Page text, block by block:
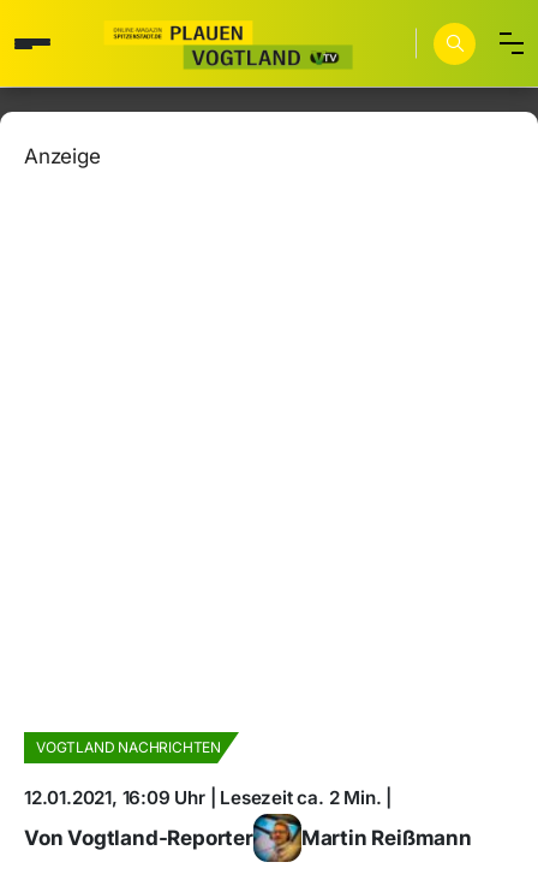
Anzeige
VOGTLAND NACHRICHTEN
12.01.2021, 16:09 Uhr | Lesezeit ca. 2 Min. |
Von Vogtland-Reporter Martin Reißmann